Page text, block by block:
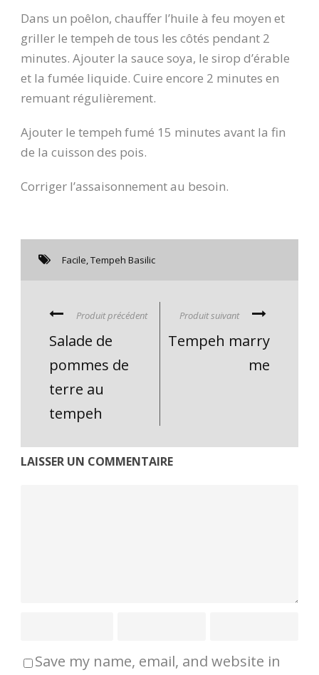
Dans un poêlon, chauffer l’huile à feu moyen et
griller le tempeh de tous les côtés pendant 2
minutes. Ajouter la sauce soya, le sirop d’érable
et la fumée liquide. Cuire encore 2 minutes en
remuant régulièrement.
Ajouter le tempeh fumé 15 minutes avant la fin
de la cuisson des pois.
Corriger l’assaisonnement au besoin.
Facile,Tempeh Basilic
Produit précédent
Salade de
pommes de
terre au
tempeh
Produit suivant
Tempeh marry
me
LAISSER UN COMMENTAIRE
Save my name, email, and website in